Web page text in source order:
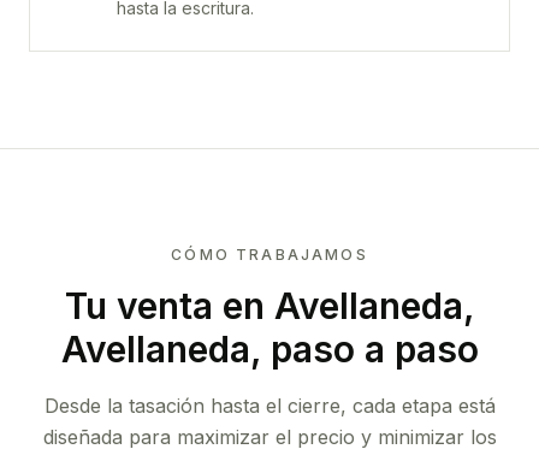
hasta la escritura.
CÓMO TRABAJAMOS
Tu venta en Avellaneda,
Avellaneda, paso a paso
Desde la tasación hasta el cierre, cada etapa está
diseñada para maximizar el precio y minimizar los